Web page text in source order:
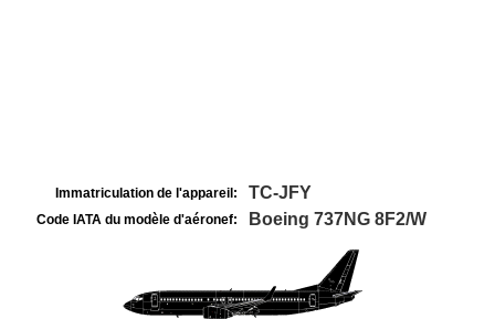
Immatriculation de l'appareil: TC-JFY
Code IATA du modèle d'aéronef: Boeing 737NG 8F2/W